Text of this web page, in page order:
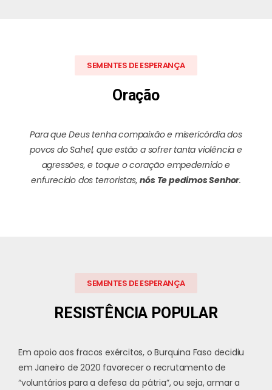
SEMENTES DE ESPERANÇA
Oração
Para que Deus tenha compaixão e misericórdia dos
povos do Sahel, que estão a sofrer tanta violência e
agressões, e toque o coração empedernido e
enfurecido dos terroristas,nós Te pedimos Senhor.
SEMENTES DE ESPERANÇA
RESISTÊNCIA POPULAR
Em apoio aos fracos exércitos, o Burquina Faso decidiu
em Janeiro de 2020 favorecer o recrutamento de
“voluntários para a defesa da pátria”, ou seja, armar a